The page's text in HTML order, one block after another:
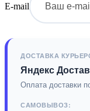
E-mail
ДОСТАВКА
Яндекс
Оплата доставки
САМОВЫВОЗ: